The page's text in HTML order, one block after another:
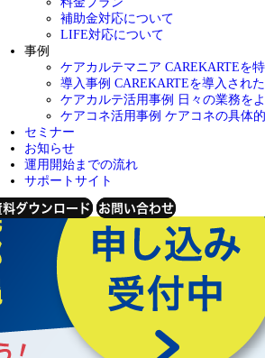
補助金対応について
LIFE対応について
事例
ケアカルテマニア CAREKARTEを
導入事例 CAREKARTEを導入され
ケアカルテ活用事例
日々の業務を
ケアコネ活用事例 ケアコネの具体
セミナー
お知らせ
運用開始までの流れ
サポートサイト
ダウンロード お問い合わせ